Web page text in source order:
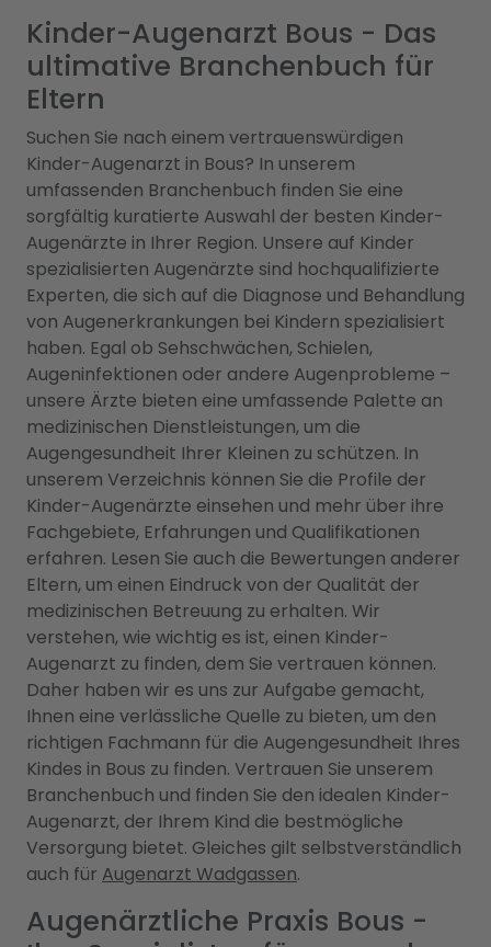
Kinder-Augenarzt Bous - Das
ultimative Branchenbuch für
Eltern
Suchen Sie nach einem vertrauenswürdigen
Kinder-Augenarzt in Bous? In unserem
umfassenden Branchenbuch finden Sie eine
sorgfältig kuratierte Auswahl der besten Kinder-
Augenärzte in Ihrer Region. Unsere auf Kinder
spezialisierten Augenärzte sind hochqualifizierte
Experten, die sich auf die Diagnose und Behandlung
von Augenerkrankungen bei Kindern spezialisiert
haben. Egal ob Sehschwächen, Schielen,
Augeninfektionen oder andere Augenprobleme –
unsere Ärzte bieten eine umfassende Palette an
medizinischen Dienstleistungen, um die
Augengesundheit Ihrer Kleinen zu schützen. In
unserem Verzeichnis können Sie die Profile der
Kinder-Augenärzte einsehen und mehr über ihre
Fachgebiete, Erfahrungen und Qualifikationen
erfahren. Lesen Sie auch die Bewertungen anderer
Eltern, um einen Eindruck von der Qualität der
medizinischen Betreuung zu erhalten. Wir
verstehen, wie wichtig es ist, einen Kinder-
Augenarzt zu finden, dem Sie vertrauen können.
Daher haben wir es uns zur Aufgabe gemacht,
Ihnen eine verlässliche Quelle zu bieten, um den
richtigen Fachmann für die Augengesundheit Ihres
Kindes in Bous zu finden. Vertrauen Sie unserem
Branchenbuch und finden Sie den idealen Kinder-
Augenarzt, der Ihrem Kind die bestmögliche
Versorgung bietet. Gleiches gilt selbstverständlich
auch für Augenarzt Wadgassen.
Augenärztliche Praxis Bous -